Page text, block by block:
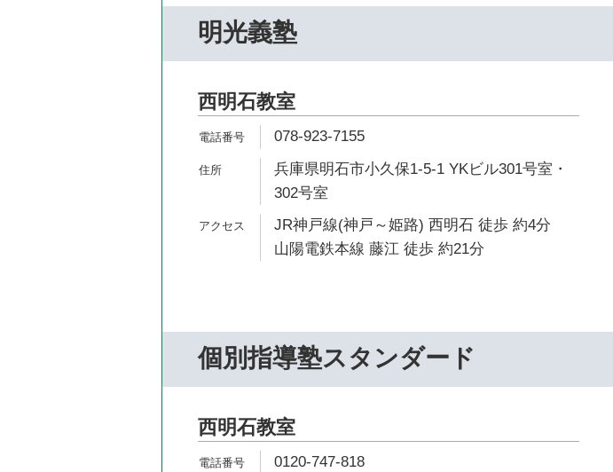
明光義塾
西明石教室
078-923-7155
兵庫県明石市小久保1-5-1 YKビル301号室・
302号室
JR神戸線(神戸～姫路) 西明石 徒歩 約4分
山陽電鉄本線 藤江 徒歩 約21分
個別指導塾スタンダード
西明石教室
0120-747-818